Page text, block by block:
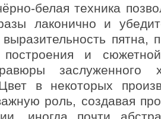
белая техника
лако­нич­но и
пятна,
постро­е­ния и
заслу­жен­но­го
в неко­то­рых
роль, созда­вая